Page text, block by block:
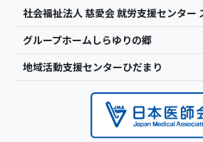
社会福祉法人 慈愛会 就労支援センター
グループホームしらゆりの郷
地域活動支援センターひだまり